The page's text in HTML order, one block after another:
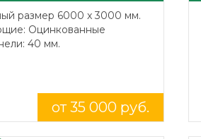
размер 6000 x 3000 мм.
Оцинкованные
40 мм.
от 35 000 руб.